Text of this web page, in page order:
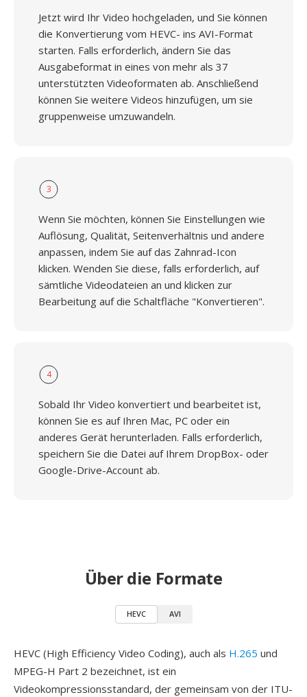
Jetzt wird Ihr Video hochgeladen, und Sie können
die Konvertierung vom HEVC- ins AVI-Format
starten. Falls erforderlich, ändern Sie das
Ausgabeformat in eines von mehr als 37
unterstützten Videoformaten ab. Anschließend
können Sie weitere Videos hinzufügen, um sie
gruppenweise umzuwandeln.
3
Wenn Sie möchten, können Sie Einstellungen wie
Auflösung, Qualität, Seitenverhältnis und andere
anpassen, indem Sie auf das Zahnrad-Icon
klicken. Wenden Sie diese, falls erforderlich, auf
sämtliche Videodateien an und klicken zur
Bearbeitung auf die Schaltfläche "Konvertieren".
4
Sobald Ihr Video konvertiert und bearbeitet ist,
können Sie es auf Ihren Mac, PC oder ein
anderes Gerät herunterladen. Falls erforderlich,
speichern Sie die Datei auf Ihrem DropBox- oder
Google-Drive-Account ab.
Über die Formate
HEVC AVI
HEVC (High Efficiency Video Coding), auch als H.265 und
MPEG-H Part 2 bezeichnet, ist ein
Videokompressionsstandard, der gemeinsam von der ITU-